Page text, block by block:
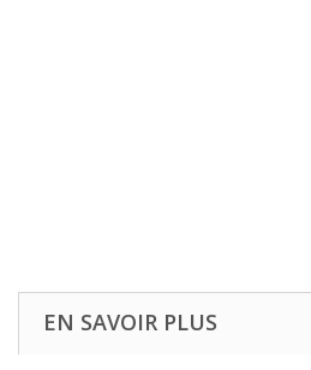
EN SAVOIR PLUS